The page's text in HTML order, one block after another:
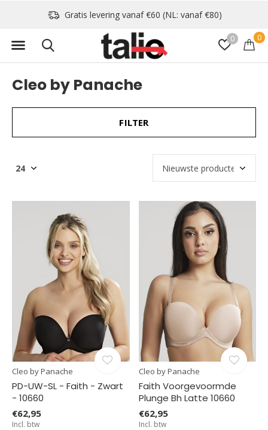
0 0
Gratis levering vanaf €60 (NL: vanaf €80)
Cleo by Panache
FILTER
Cleo by Panache
PD-UW-SL - Faith - Zwart
- 10660
€62,95
Incl. btw
Cleo by Panache
Faith Voorgevoormde
Plunge Bh Latte 10660
€62,95
Incl. btw